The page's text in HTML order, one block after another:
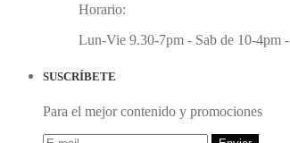
Horario:
Lun-Vie 9.30-7pm - Sab de 10-4pm -
SUSCRÍBETE
Para el mejor contenido y promociones